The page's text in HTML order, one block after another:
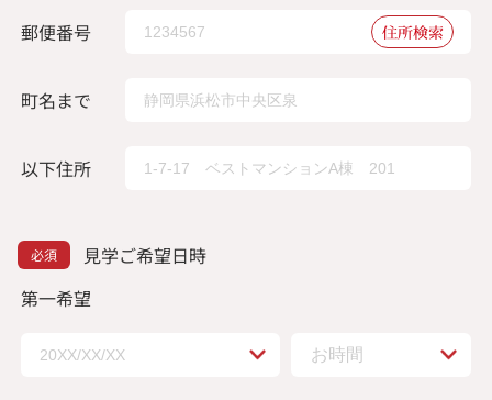
郵便番号
住所検索
町名まで
以下住所
見学ご希望日時
第一希望